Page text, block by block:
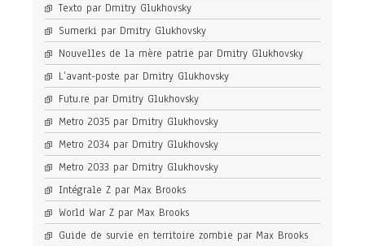
Texto par Dmitry Glukhovsky
Sumerki par Dmitry Glukhovsky
Nouvelles de la mère patrie par Dmitry Glukhovsky
L’avant-poste par Dmitry Glukhovsky
Futu.re par Dmitry Glukhovsky
Metro 2035 par Dmitry Glukhovsky
Metro 2034 par Dmitry Glukhovsky
Metro 2033 par Dmitry Glukhovsky
Intégrale Z par Max Brooks
World War Z par Max Brooks
Guide de survie en territoire zombie par Max Brooks